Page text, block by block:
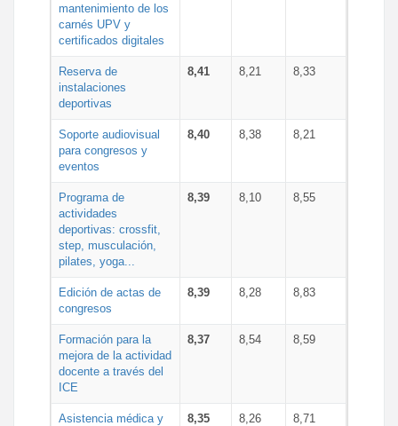
mantenimiento de los
carnés UPV y
certificados digitales
Reserva de
instalaciones
deportivas
8,41 8,21 8,33
Soporte audiovisual
para congresos y
eventos
8,40 8,38 8,21
Programa de
actividades
deportivas: crossfit,
step, musculación,
pilates, yoga...
8,39 8,10 8,55
Edición de actas de
congresos
8,39 8,28 8,83
Formación para la
mejora de la actividad
docente a través del
ICE
8,37 8,54 8,59
Asistencia médica y
8,35 8,26 8,71